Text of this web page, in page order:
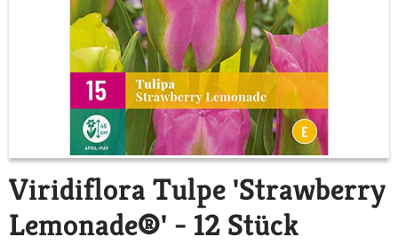
Viridiflora Tulpe 'Strawberry
Lemonade®' - 12 Stück